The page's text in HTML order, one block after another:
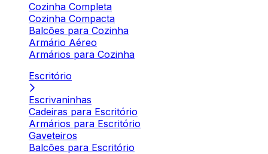
Cozinha Completa
Cozinha Compacta
Balcões para Cozinha
Armário Aéreo
Armários para Cozinha
Escritório
Escrivaninhas
Cadeiras para Escritório
Armários para Escritório
Gaveteiros
Balcões para Escritório